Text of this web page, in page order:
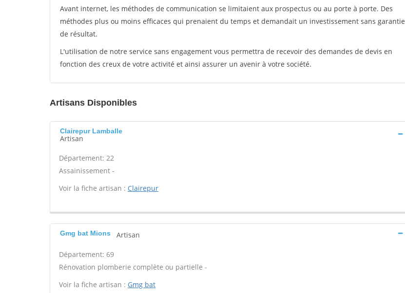
Avant internet, les méthodes de communication se limitaient aux prospectus ou au porte à porte. Des
méthodes plus ou moins efficaces qui prenaient du temps et demandait un investissement sans garantie
de résultat.
L'utilisation de notre service sans engagement vous permettra de recevoir des demandes de devis en
fonction des creux de votre activité et ainsi assurer un avenir à votre société.
Artisans Disponibles
Clairepur Lamballe
Artisan
Département: 22
Assainissement -
Voir la fiche artisan : Clairepur
Gmg bat Mions Artisan
Département: 69
Rénovation plomberie complète ou partielle -
Voir la fiche artisan : Gmg bat